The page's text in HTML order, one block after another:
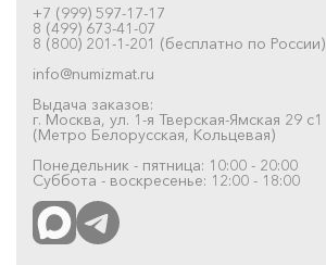
+7 (999) 597-17-17
8 (499) 673-41-07
8 (800) 201-1-201 (бесплатно по России)
info@numizmat.ru
Выдача заказов:
г. Москва, ул. 1-я Тверская-Ямская 29 с1
(Метро Белорусская, Кольцевая)
Понедельник - пятница: 10:00 - 20:00
Суббота - воскресенье: 12:00 - 18:00